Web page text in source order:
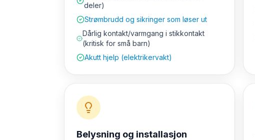
deler)
Strømbrudd og sikringer som løser ut
Dårlig kontakt/varmgang i stikkontakt
(kritisk for små barn)
Akutt hjelp (elektrikervakt)
Belysning og installasjon